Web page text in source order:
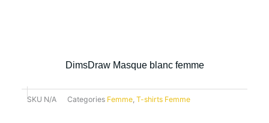
DimsDraw Masque blanc femme
SKU N/A Categories Femme T-shirts Femme